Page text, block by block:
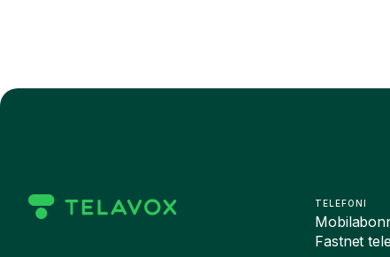
TELEFONI
Fastnet